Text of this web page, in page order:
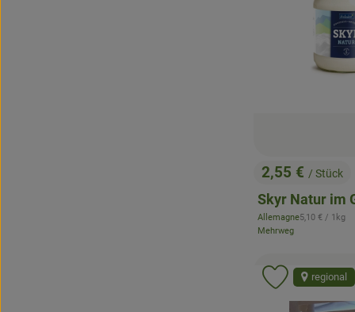
, Preis:
2,55 € / Stück
Skyr Natur im
, Herkunft:
Allemagne, Referenzpreis:
5,10 € / 1kg
Mehrweg
regional
Produkt zu